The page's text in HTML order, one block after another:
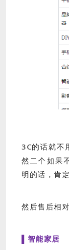
3C的话就不
然二个如果
明的话，肯
然后售后相
▌智能家居